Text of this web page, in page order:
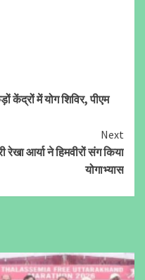
केंद्रों में योग शिविर, पीएम
Next
रेखा आर्या ने हिमवीरों संग किया
योगाभ्यास